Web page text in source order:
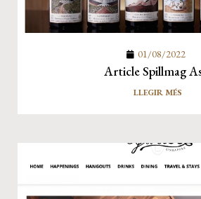
01/08/2022
Article Spillmag
LLEGIR MÉS